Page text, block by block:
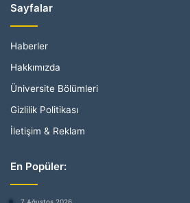
Sayfalar
Haberler
Hakkımızda
Üniversite Bölümleri
Gizlilik Politikası
İletişim & Reklam
En Popüler: